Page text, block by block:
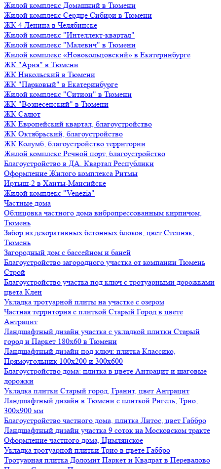
Жилой комплекс Домашний в Тюмени
Жилой комплекс Сердце Сибири в Тюмени
ЖК 4 Ленина в Челябинске
Жилой комплекс "Интеллект-квартал"
Жилой комплекс "Малевич" в Тюмени
Жилой комплекс «Новокольцовский» в Екатеринбурге
ЖК "Ария" в Тюмени
ЖК Никольский в Тюмени
ЖК "Парковый" в Екатеринбурге
Жилой комплекс "Ситион" в Тюмени
ЖК "Вознесенский" в Тюмени
ЖК Салют
ЖК Европейский квартал, благоустройство
ЖК Октябрьский, благоустройство
ЖК Колумб, благоустройство территории
Жилой комплекс Речной порт, благоустройство
Благоустройство в ДА. Квартал Республики
Оформление Жилого комплекса Ритмы
Иртыш-2 в Ханты-Мансийске
Жилой комплекс "Venezia"
Частные дома
Облицовка частного дома вибропрессованным кирпичом,
Тюмень
Забор из декоративных бетонных блоков, цвет Степняк,
Тюмень
Загородный дом с бассейном и баней
Благоустройство загородного участка от компании Тюмень
Строй
Благоустройство участка под ключ с тротуарными дорожками
цвета Клен
Укладка тротуарной плиты на участке с озером
Частная территория с плиткой Старый Город в цвете
Антрацит
Ландшафтный дизайн участка с укладкой плитки Старый
город и Паркет 180х60 в Тюмени
Ландшафтный дизайн под ключ: плитка Классико,
Прямоугольник 100х200 и 300х600
Благоустройство дома: плитка в цвете Антрацит и шаговые
дорожки
Укладка плитки Старый город, Гранит, цвет Антрацит
Ландшафтный дизайн в Тюмени с плиткой Ригель, Трио,
300х900 мм
Благоустройство частного дома, плитка Литос, цвет Габбро
Ландшафтный дизайн участка 9 соток на Московском тракте
Оформление частного дома, Цимлянское
Укладка тротуарной плитки Трио в цвете Габбро
Тротуарная плитка Доломит Паркет и Квадрат в Перевалово